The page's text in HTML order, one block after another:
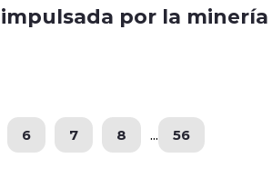
impulsada por la minería
6 7 8 ... 56